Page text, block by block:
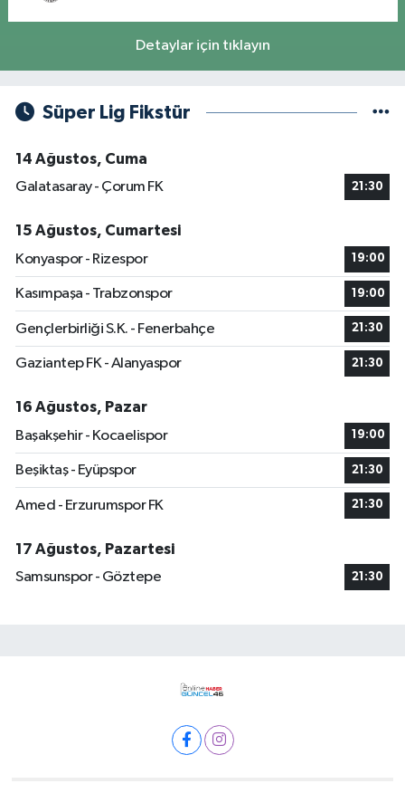
Detaylar için tıklayın
Süper Lig Fikstür
14 Ağustos, Cuma
Galatasaray - Çorum FK
21:30
15 Ağustos, Cumartesi
Konyaspor - Rizespor
19:00
Kasımpaşa - Trabzonspor 19:00
Gençlerbirliği S.K. - Fenerbahçe 21:30
Gaziantep FK - Alanyaspor 21:30
16 Ağustos, Pazar
Başakşehir - Kocaelispor
19:00
Beşiktaş - Eyüpspor 21:30
Amed - Erzurumspor FK 21:30
17 Ağustos, Pazartesi
Samsunspor - Göztepe
21:30